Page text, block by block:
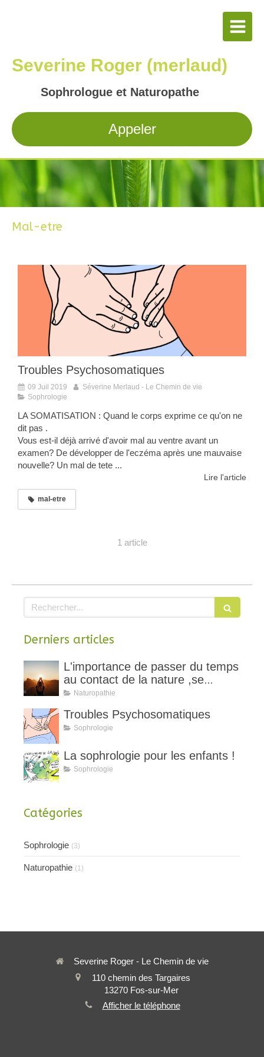
Severine Roger (merlaud)
Sophrologue et Naturopathe
Appeler
Mal-etre
Troubles Psychosomatiques
09 Juil 2019
Séverine Merlaud - Le Chemin de vie
Sophrologie
LA SOMATISATION : Quand le corps exprime ce qu'on ne
dit pas .
Vous est-il déjà arrivé d'avoir mal au ventre avant un
examen? De développer de l'eczéma après une mauvaise
nouvelle? Un mal de tete ...
Lire l'article
mal-etre
1 article
Rechercher
Derniers articles
L'importance de passer du temps
au contact de la nature ,se
ressourcer
Naturopathie
Troubles Psychosomatiques
Sophrologie
La sophrologie pour les enfants !
Sophrologie
Catégories
Sophrologie (3)
Naturopathie (1)
Severine Roger - Le Chemin de vie
110 chemin des Targaires
13270 Fos-sur-Mer
Afficher le téléphone